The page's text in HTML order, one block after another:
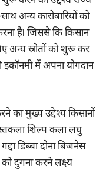
अन्य कारोबारियों को
हैl जिससे कि किसान
अन्य स्रोतों को शुरू कर
में अपना योगदान
का मुख्य उद्देश्य किसानों
शिल्प कला लघु
डिब्बा दोना बिजनेस
दुगना करने लक्ष्य